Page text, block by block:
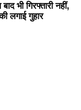
भी गिरफ्तारी नहीं,
लगाई गुहार